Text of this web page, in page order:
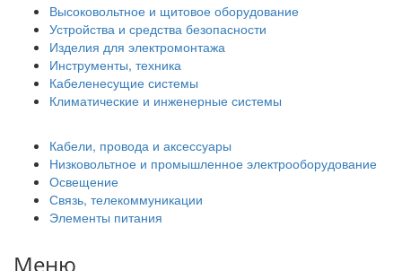
Высоковольтное и щитовое оборудование
Устройства и средства безопасности
Изделия для электромонтажа
Инструменты, техника
Кабеленесущие системы
Климатические и инженерные системы
Кабели, провода и аксессуары
Низковольтное и промышленное электрооборудование
Освещение
Связь, телекоммуникации
Элементы питания
Меню